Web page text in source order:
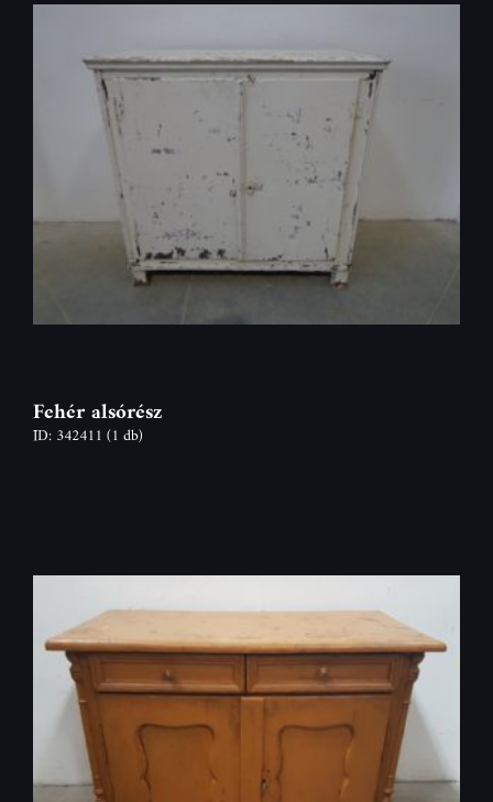
Fehér alsórész
ID: 342411 (1 db)